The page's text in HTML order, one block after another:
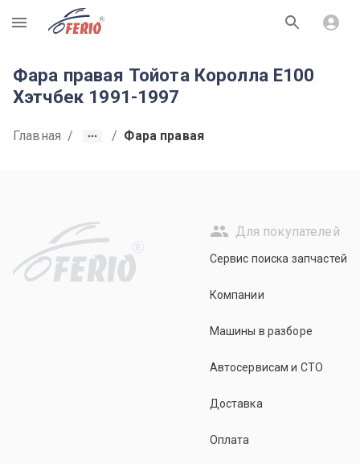
R
Фара правая Тойота Королла E100
Хэтчбек 1991-1997
Главная / / Фара правая
R
Для покупателей
Сервис поиска запчастей
Компании
Машины в разборе
Автосервисам и СТО
Доставка
Оплата